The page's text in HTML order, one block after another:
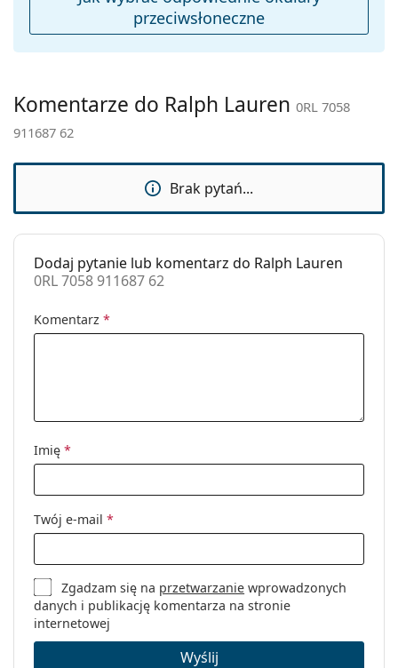
Płeć:
Damskie
Marka:
Ralph Lauren
Zastosowanie:
Kod:
0RL 7058 911687 62
przeciwsłoneczne
Komentarze do Ralph Lauren 0RL 7058
911687 62
Brak pytań...
Dodaj pytanie lub komentarz do Ralph Lauren
0RL 7058 911687 62
Komentarz *
Imię *
Twój e-mail *
Zgadzam się na przetwarzanie wprowadzonych
danych i publikację komentarza na stronie
internetowej
Wyślij